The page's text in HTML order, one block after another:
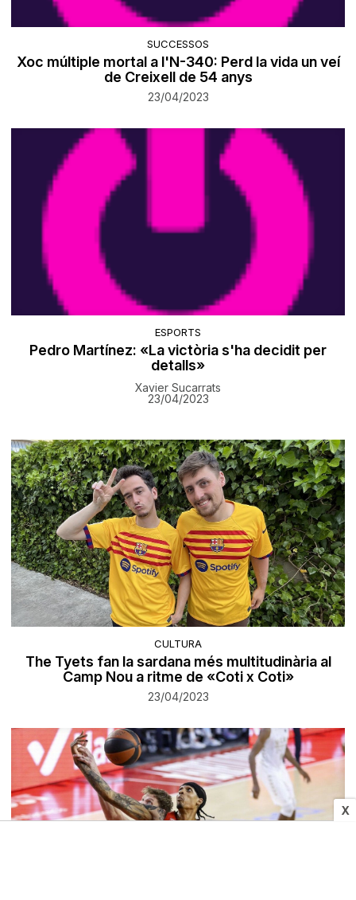
X
SUCCESSOS
Xoc múltiple mortal a l'N-340: Perd la vida un veí
de Creixell de 54 anys
23/04/2023
ESPORTS
Pedro Martínez: «La victòria s'ha decidit per
detalls»
Xavier Sucarrats
23/04/2023
CULTURA
The Tyets fan la sardana més multitudinària al
Camp Nou a ritme de «Coti x Coti»
23/04/2023